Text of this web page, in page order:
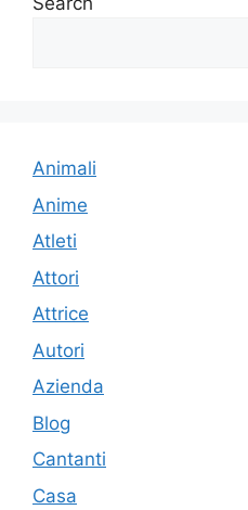
Animali
Anime
Atleti
Attori
Attrice
Autori
Azienda
Blog
Cantanti
Casa